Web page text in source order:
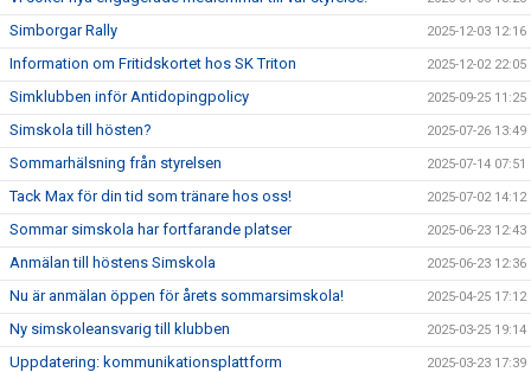
Simborgar Rally 2025-12-03 12:16
Information om Fritidskortet hos SK Triton 2025-12-02 22:05
Simklubben inför Antidopingpolicy 2025-09-25 11:25
Simskola till hösten? 2025-07-26 13:49
Sommarhälsning från styrelsen 2025-07-14 07:51
Tack Max för din tid som tränare hos oss! 2025-07-02 14:12
Sommar simskola har fortfarande platser 2025-06-23 12:43
Anmälan till höstens Simskola 2025-06-23 12:36
Nu är anmälan öppen för årets sommarsimskola! 2025-04-25 17:12
Ny simskoleansvarig till klubben 2025-03-25 19:14
Uppdatering: kommunikationsplattform 2025-03-23 17:39